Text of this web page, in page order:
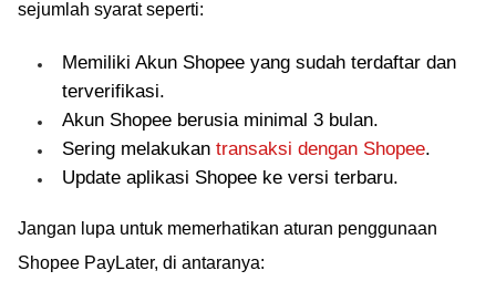
sejumlah syarat seperti:
Memiliki Akun Shopee yang sudah terdaftar dan
terverifikasi.
Akun Shopee berusia minimal 3 bulan.
Sering melakukan transaksi dengan Shopee.
Update aplikasi Shopee ke versi terbaru.
Jangan lupa untuk memerhatikan aturan penggunaan
Shopee PayLater, di antaranya: